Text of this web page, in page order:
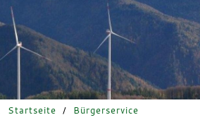
Tourismus
Startseite /
Bürgerservice